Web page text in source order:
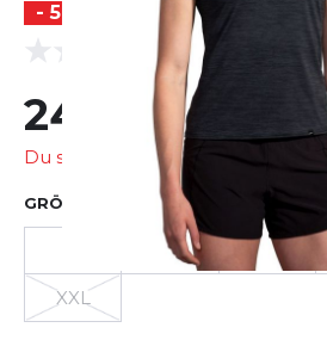
- 50 %
0.0
(0
24,99 €
Du sparst 25,01 €
GRÖSSE AUSWÄHLEN
S M
XXL